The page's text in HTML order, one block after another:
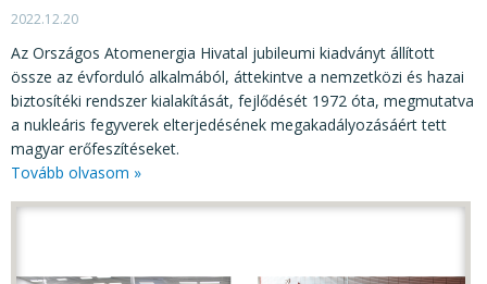
2022.12.20
Az Országos Atomenergia Hivatal jubileumi kiadványt állított
össze az évforduló alkalmából, áttekintve a nemzetközi és hazai
biztosítéki rendszer kialakítását, fejlődését 1972 óta, megmutatva
a nukleáris fegyverek elterjedésének megakadályozásáért tett
magyar erőfeszítéseket.
Tovább olvasom »